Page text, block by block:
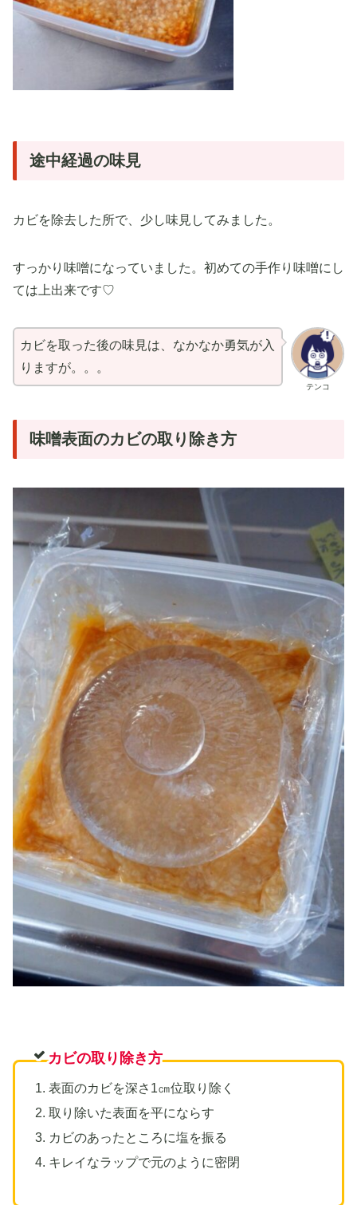
途中経過の味見
カビを除去した所で、少し味見してみました。
すっかり味噌になっていました。初めての手作り味噌にし
ては上出来です♡
テンコ
カビを取った後の味見は、なかなか勇気が入
りますが。。。
味噌表面のカビの取り除き方
カビの取り除き方
表面のカビを深さ1㎝位取り除く
取り除いた表面を平にならす
カビのあったところに塩を振る
キレイなラップで元のように密閉